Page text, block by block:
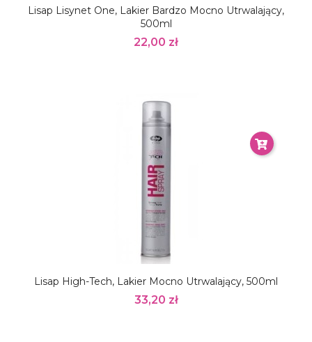
Lisap Lisynet One, Lakier Bardzo Mocno Utrwalający,
500ml
22,00 zł
Lisap High-Tech, Lakier Mocno Utrwalający, 500ml
33,20 zł